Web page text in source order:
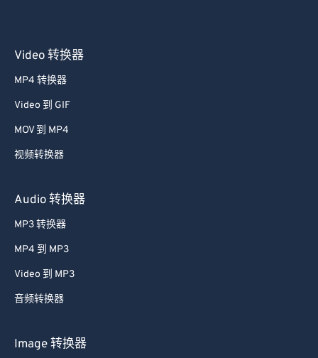
Video 转换器
MP4 转换器
Video 到 GIF
MOV 到 MP4
视频转换器
Audio 转换器
MP3 转换器
MP4 到 MP3
Video 到 MP3
音频转换器
Image 转换器